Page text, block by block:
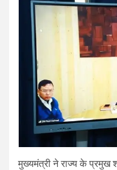
मुख्यमंत्री ने राज्य के प्रमुख